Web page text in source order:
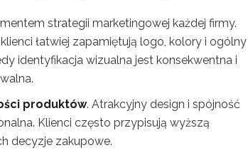
strategii marketingowej każdej firmy.
łatwiej zapamiętują logo, kolory i ogólny
identyfikacja wizualna jest konsekwentna i
produktów. Atrakcyjny design i spójność
Klienci często przypisują wyższą
decyzje zakupowe.